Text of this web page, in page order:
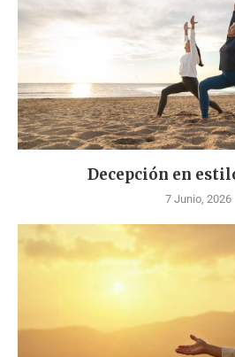
Decepción en
7 Junio, 2026